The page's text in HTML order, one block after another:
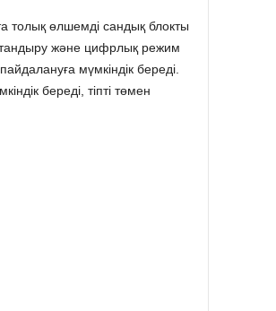
толық өлшемді сандық блокты
және цифрлық режим
мүмкіндік береді.
береді, тіпті төмен